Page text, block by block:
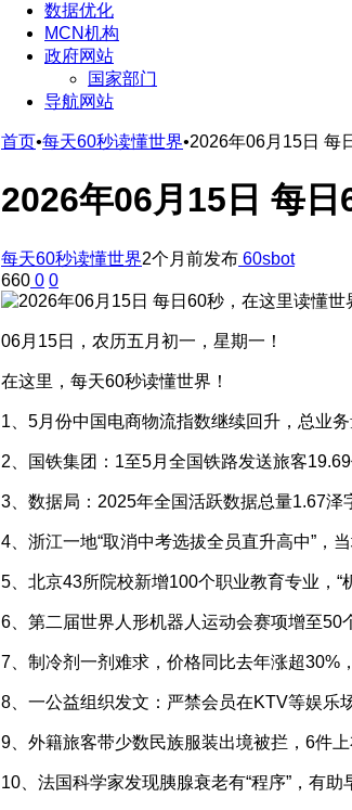
数据优化
MCN机构
政府网站
国家部门
导航网站
首页•每天60秒读懂世界•2026年06月15日 每
2026年06月15日 每
每天60秒读懂世界2个月前发布 60sbot
660 0 0
06月15日，农历五月初一，星期一！
在这里，每天60秒读懂世界！
1、5月份中国电商物流指数继续回升，总业务
2、国铁集团：1至5月全国铁路发送旅客
3、数据局：2025年全国活跃数据总量1.67泽
4、浙江一地“取消中考选拔全员直升高中”，
5、北京43所院校新增100个职业教育专业，“
6、第二届世界人形机器人运动会赛项增至50
7、制冷剂一剂难求，价格同比去年涨超30%
8、一公益组织发文：严禁会员在KTV等娱乐
9、外籍旅客带少数民族服装出境被拦，6件
10、法国科学家发现胰腺衰老有“程序”，有助